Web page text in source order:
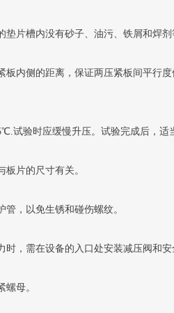
片槽内没有砂子、油污、铁屑和焊剂
内侧的距离，保证两压紧板间平行
试验时应缓慢升压。试验完成后，适
片的尺寸有关。
，以免生锈和碰伤螺纹。
，需在设备的入口处安装减压阀和安
母。